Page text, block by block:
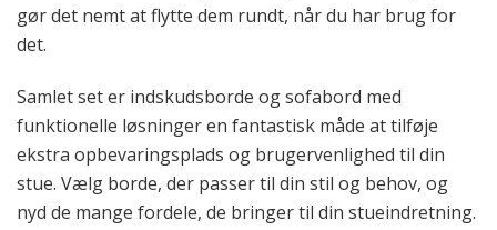
gør det nemt at flytte dem rundt, når du har brug for
det.
Samlet set er indskudsborde og sofabord med
funktionelle løsninger en fantastisk måde at tilføje
ekstra opbevaringsplads og brugervenlighed til din
stue. Vælg borde, der passer til din stil og behov, og
nyd de mange fordele, de bringer til din stueindretning.